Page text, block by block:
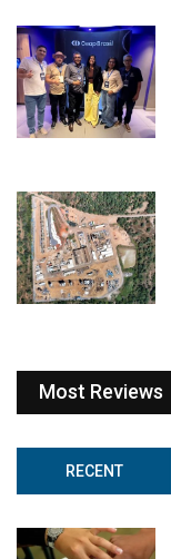
Most Reviews
RECENT